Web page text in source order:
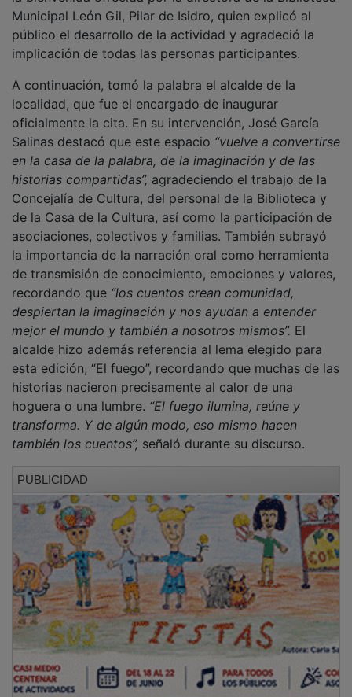
Municipal León Gil, Pilar de Isidro, quien explicó al
público el desarrollo de la actividad y agradeció la
implicación de todas las personas participantes.
localidad, que fue el encargado de inaugurar
oficialmente la cita. En su intervención, José García
Salinas destacó que este espacio“vuelve a convertirse
en la casa de la palabra, de la imaginación y de las
historias compartidas”,agradeciendo el trabajo de la
Concejalía de Cultura, del personal de la Biblioteca y
de la Casa de la Cultura, así como la participación de
asociaciones, colectivos y familias. También subrayó
la importancia de la narración oral como herramienta
de transmisión de conocimiento, emociones y valores,
recordando que“los cuentos crean comunidad,
despiertan la imaginación y nos ayudan a entender
mejor el mundo y también a nosotros mismos”.El
alcalde hizo además referencia al lema elegido para
esta edición, “El fuego”, recordando que muchas de las
historias nacieron precisamente al calor de una
hoguera o una lumbre.“El fuego ilumina, reúne y
transforma. Y de algún modo, eso mismo hacen
también los cuentos”,señaló durante su discurso.